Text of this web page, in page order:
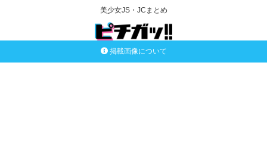
美少女JS・JCまとめ
掲載画像について